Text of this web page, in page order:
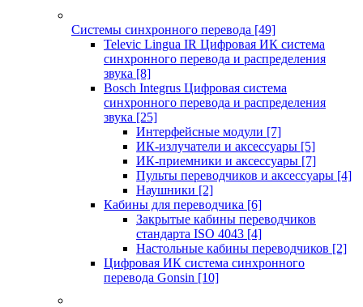
Системы синхронного перевода [49]
Televic Lingua IR Цифровая ИК система
синхронного перевода и распределения
звука [8]
Bosch Integrus Цифровая система
синхронного перевода и распределения
звука [25]
Интерфейсные модули [7]
ИК-излучатели и аксессуары [5]
ИК-приемники и аксессуары [7]
Пульты переводчиков и аксессуары [4]
Наушники [2]
Кабины для переводчика [6]
Закрытые кабины переводчиков
стандарта ISO 4043 [4]
Настольные кабины переводчиков [2]
Цифровая ИК система синхронного
перевода Gonsin [10]